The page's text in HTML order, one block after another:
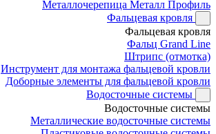
Металлочерепица Металл Профиль
Фальцевая кровля
Фальцевая кровля
Фальц Grand Line
Штрипс (отмотка)
Инструмент для монтажа фальцевой кровли
Доборные элементы для фальцевой кровли
Водосточные системы
Водосточные системы
Металлические водосточные системы